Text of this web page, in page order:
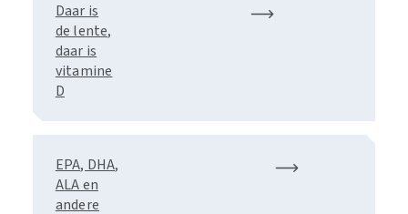
Daar is
de lente,
daar is
vitamine
D
EPA, DHA,
ALA en
andere